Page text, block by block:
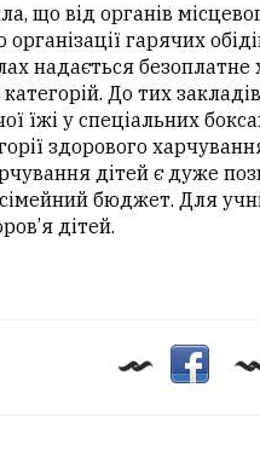
що від органів
гарячих
надається
категорій. До тих
їжі у спеціальних
здорового
дітей є дуже
бюджет. Для
дітей.